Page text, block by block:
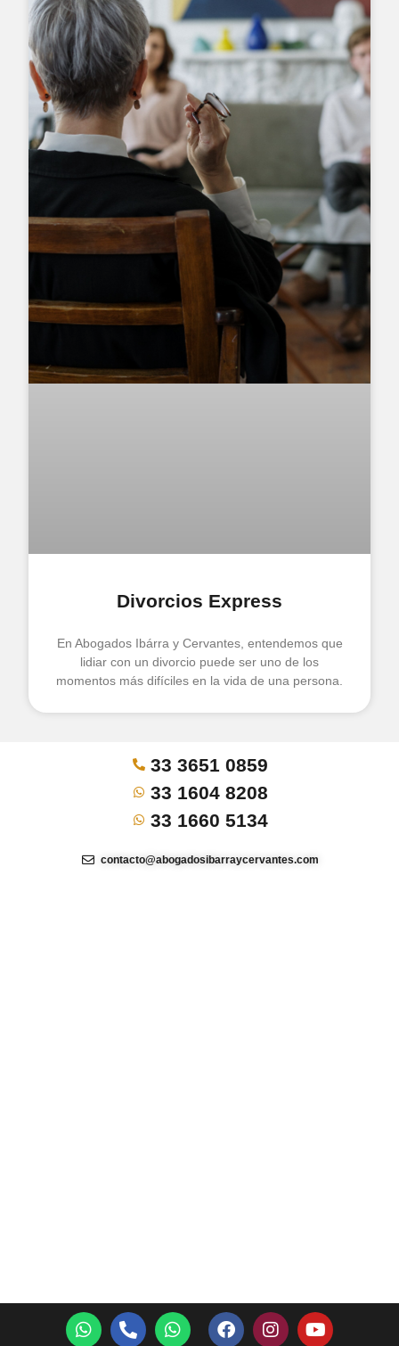
Divorcios Express
En Abogados Ibárra y Cervantes, entendemos que
lidiar con un divorcio puede ser uno de los
momentos más difíciles en la vida de una persona.
33 3651 0859
33 1604 8208
33 1660 5134
contacto@abogadosibarraycervantes.com